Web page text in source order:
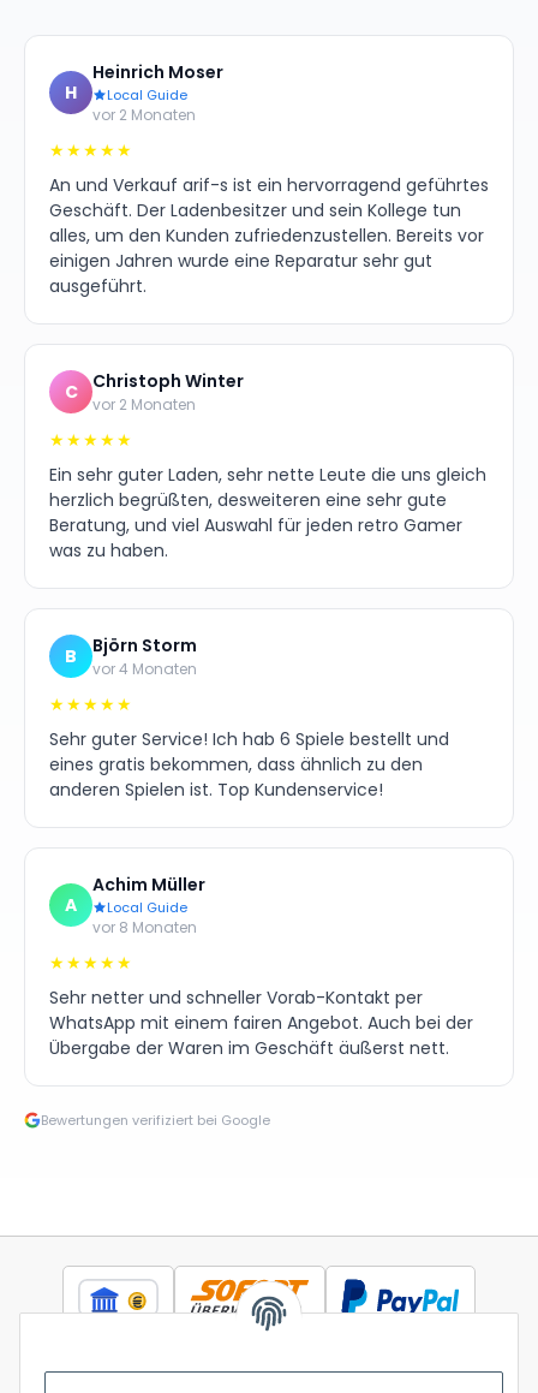
H
Heinrich Moser
Local Guide
vor 2 Monaten
★★★★★
An und Verkauf arif-s ist ein hervorragend geführtes
Geschäft. Der Ladenbesitzer und sein Kollege tun
alles, um den Kunden zufriedenzustellen. Bereits vor
einigen Jahren wurde eine Reparatur sehr gut
ausgeführt.
C Christoph Winter
vor 2 Monaten
★★★★★
Ein sehr guter Laden, sehr nette Leute die uns gleich
herzlich begrüßten, desweiteren eine sehr gute
Beratung, und viel Auswahl für jeden retro Gamer
was zu haben.
B Björn Storm
vor 4 Monaten
★★★★★
Sehr guter Service! Ich hab 6 Spiele bestellt und
eines gratis bekommen, dass ähnlich zu den
anderen Spielen ist. Top Kundenservice!
A
Achim Müller
Local Guide
vor 8 Monaten
★★★★★
Sehr netter und schneller Vorab-Kontakt per
WhatsApp mit einem fairen Angebot. Auch bei der
Übergabe der Waren im Geschäft äußerst nett.
Bewertungen verifiziert bei Google